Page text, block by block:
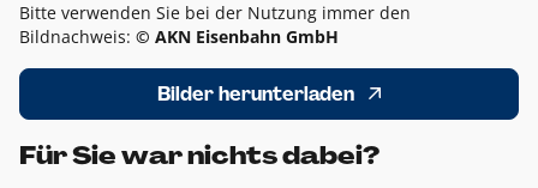
Bitte verwenden Sie bei der Nutzung immer den
Bildnachweis: © AKN Eisenbahn GmbH
Bilder herunterladen
Für Sie war nichts dabei?